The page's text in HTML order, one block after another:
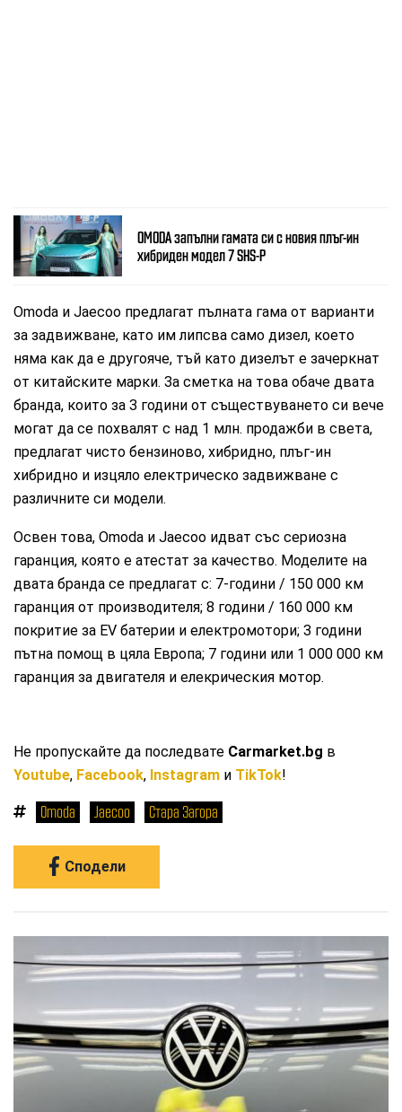
OMODA запълни гамата си с новия плъг-ин
хибриден модел 7 SHS-P
Omoda и Jaecoo предлагат пълната гама от варианти
за задвижване, като им липсва само дизел, което
няма как да е другояче, тъй като дизелът е зачеркнат
от китайските марки. За сметка на това обаче двата
бранда, които за 3 години от съществуването си вече
могат да се похвалят с над 1 млн. продажби в света,
предлагат чисто бензиново, хибридно, плъг-ин
хибридно и изцяло електрическо задвижване с
различните си модели.
Освен това, Omoda и Jaecoo идват със сериозна
гаранция, която е атестат за качество. Моделите на
двата бранда се предлагат с: 7-години / 150 000 км
гаранция от производителя; 8 години / 160 000 км
покритие за ЕV батерии и електромотори; 3 години
пътна помощ в цяла Европа; 7 години или 1 000 000 км
гаранция за двигателя и елекрическия мотор.
Не пропускайте да последвате Carmarket.bg в
Youtube, Facebook, Instagram и TikTok!
Omoda Jaecoo Стара Загора
Сподели